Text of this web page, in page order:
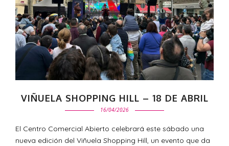
VIÑUELA SHOPPING HILL – 18 DE ABRIL
16/04/2026
El Centro Comercial Abierto celebrará este sábado una
nueva edición del Viñuela Shopping Hill, un evento que da